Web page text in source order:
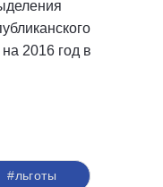
2016 год в
#льготы